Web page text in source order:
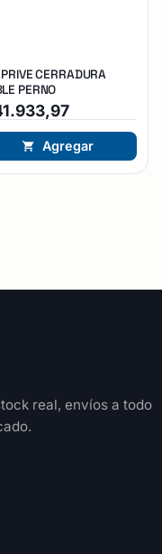
CERRADURA
PERNO
Agregar
real, envíos a todo